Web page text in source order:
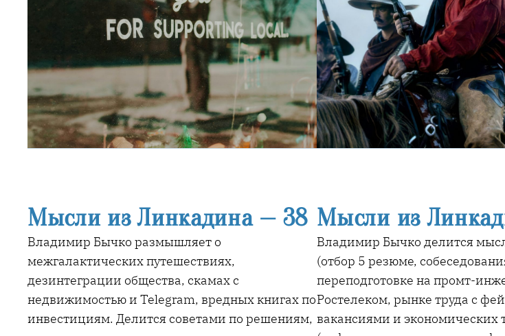
Мысли из Линкадина — 38
Владимир Бычко размышляет о
межгалактических путешествиях,
дезинтеграции общества, скамах с
недвижимостью и Telegram, вредных книгах по
инвестициям. Делится советами по решениям,
Мысли из
Владимир Бычко делится
(отбор 5 резюме,
переподготовке на промт-
Ростелеком, рынке труда с
вакансиями и экономических